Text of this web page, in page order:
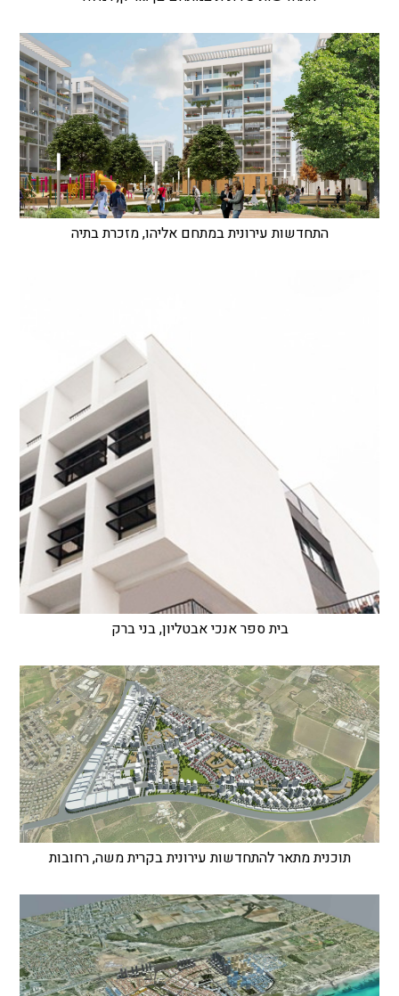
התחדשות עירונית במתחם אליהו, מזכרת בתיה
בית ספר אנכי אבטליון, בני ברק
תוכנית מתאר להתחדשות עירונית בקרית משה, רחובות